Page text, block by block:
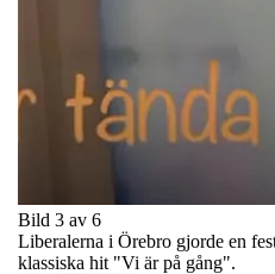
Bild 3 av 6
Liberalerna i Örebro gjorde en
klassiska hit "Vi är på gång".